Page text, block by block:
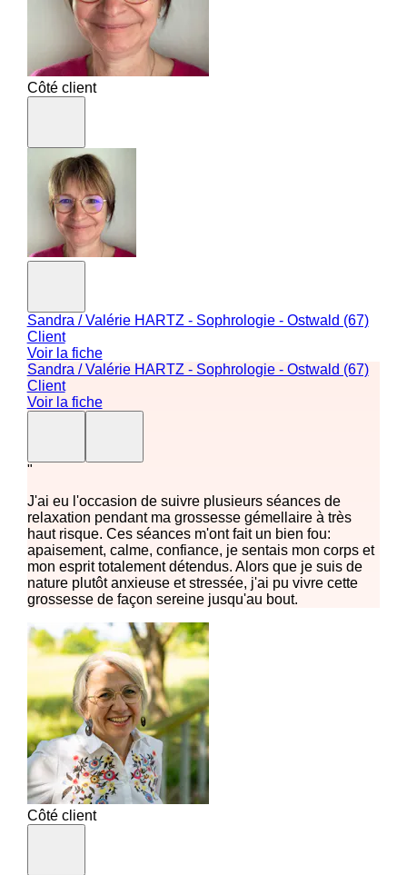
Côté client
Sandra / Valérie HARTZ - Sophrologie - Ostwald (67)
Client
Voir la fiche
Sandra / Valérie HARTZ - Sophrologie - Ostwald (67)
Client
Voir la fiche
"
J'ai eu l'occasion de suivre plusieurs séances de
relaxation pendant ma grossesse gémellaire à très
haut risque. Ces séances m'ont fait un bien fou:
apaisement, calme, confiance, je sentais mon corps et
mon esprit totalement détendus. Alors que je suis de
nature plutôt anxieuse et stressée, j'ai pu vivre cette
grossesse de façon sereine jusqu'au bout.
Côté client